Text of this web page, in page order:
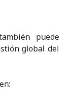
puede
global del